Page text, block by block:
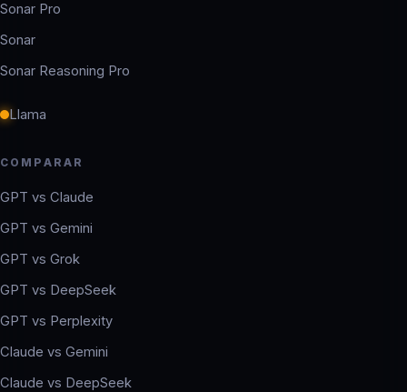
Sonar Pro
Sonar
Sonar Reasoning Pro
Llama
COMPARAR
GPT vs Claude
GPT vs Gemini
GPT vs Grok
GPT vs DeepSeek
GPT vs Perplexity
Claude vs Gemini
Claude vs DeepSeek